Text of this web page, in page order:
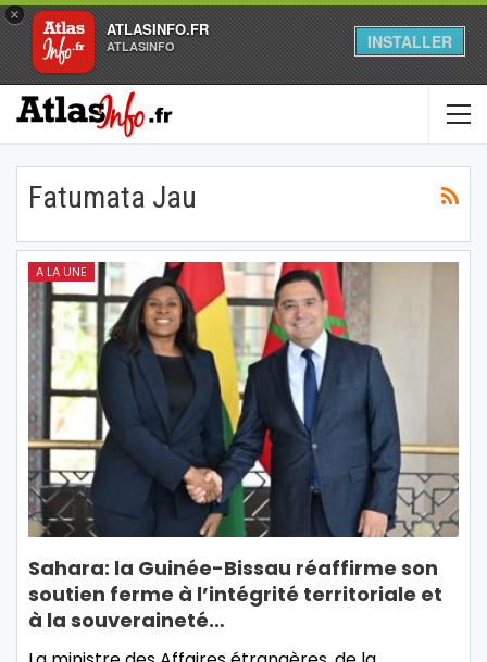
×
ATLASINFO.FR
ATLASINFO INSTALLER
Fatumata Jau
A LA UNE
Sahara: la Guinée-Bissau réaffirme son
soutien ferme à l’intégrité territoriale et
à la souveraineté…